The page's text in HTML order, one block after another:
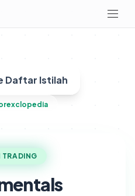
Daftar Istilah
TRADING